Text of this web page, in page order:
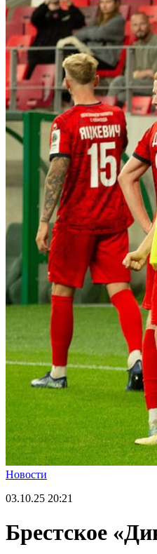
Новости
03.10.25 20:21
Брестское